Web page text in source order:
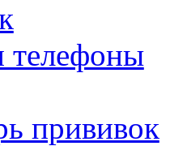
телефоны
прививок